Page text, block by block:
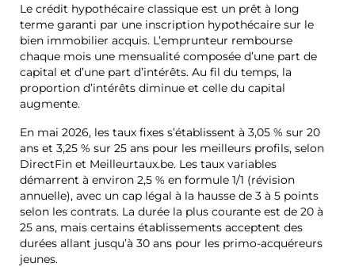
Le crédit hypothécaire classique est un prêt à long
terme garanti par une inscription hypothécaire sur le
bien immobilier acquis. L’emprunteur rembourse
chaque mois une mensualité composée d’une part de
capital et d’une part d’intérêts. Au fil du temps, la
proportion d’intérêts diminue et celle du capital
augmente.
En mai 2026, les taux fixes s’établissent à 3,05 % sur 20
ans et 3,25 % sur 25 ans pour les meilleurs profils, selon
DirectFin et Meilleurtaux.be. Les taux variables
démarrent à environ 2,5 % en formule 1/1 (révision
annuelle), avec un cap légal à la hausse de 3 à 5 points
selon les contrats. La durée la plus courante est de 20 à
25 ans, mais certains établissements acceptent des
durées allant jusqu’à 30 ans pour les primo-acquéreurs
jeunes.